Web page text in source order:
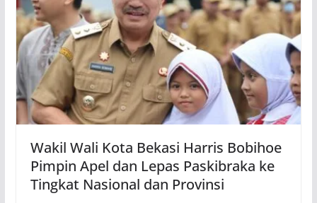
Wakil Wali Kota Bekasi Harris Bobihoe
Pimpin Apel dan Lepas Paskibraka ke
Tingkat Nasional dan Provinsi